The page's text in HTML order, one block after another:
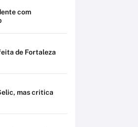
com
de Fortaleza
mas critica